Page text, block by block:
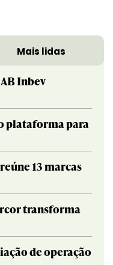
Mais lidas
Inbev
plataforma para
13 marcas
transforma
de operação